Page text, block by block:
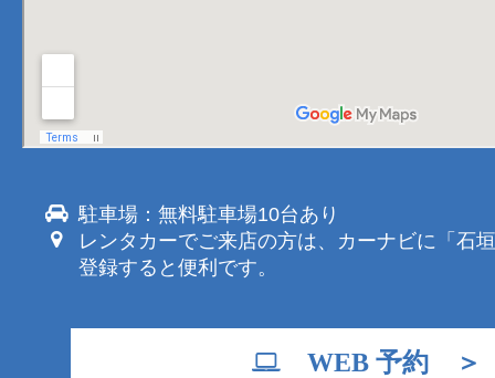
駐車場：無料駐車場10台あり
レンタカーでご来店の方は、カーナビに「石
登録すると便利です。
WEB 予約 ＞